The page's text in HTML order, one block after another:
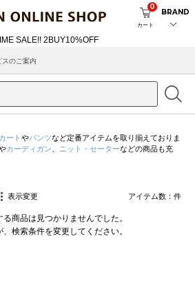
カート
0
BRAND
のご案内
ート やパンツなど定番アイテムを取り揃えておりま
カーディガン ニット・セーターなどの商品も充
表示変更 アイテム数： 件
商品は見つかりませんでした。
、検索条件を変更してください。